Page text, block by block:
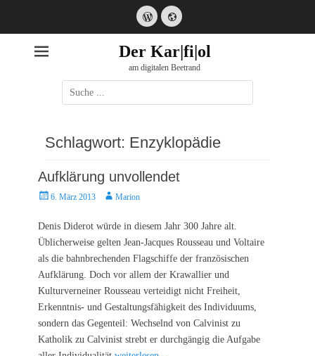
WordPress
Website
Der Kar|fi|ol
am digitalen Beetrand
Suche
nach:
Schlagwort: Enzyklopädie
Aufklärung unvollendet
Posted6. März 2013 AutorMarion
Denis Diderot würde in diesem Jahr 300 Jahre alt.
Üblicherweise gelten Jean-Jacques Rousseau und Voltaire
als die bahnbrechenden Flagschiffe der französischen
Aufklärung. Doch vor allem der Krawallier und
Kulturverneiner Rousseau verteidigt nicht Freiheit,
Erkenntnis- und Gestaltungsfähigkeit des Individuums,
sondern das Gegenteil: Wechselnd von Calvinist zu
Katholik zu Calvinist strebt er durchgängig die Aufgabe